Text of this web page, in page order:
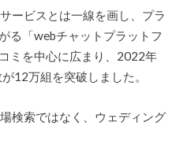
ービスとは一線を画し、プラ
る「webチャットプラットフ
ミを中心に広まり、2022年
12万組を突破しました。
検索ではなく、ウェディング